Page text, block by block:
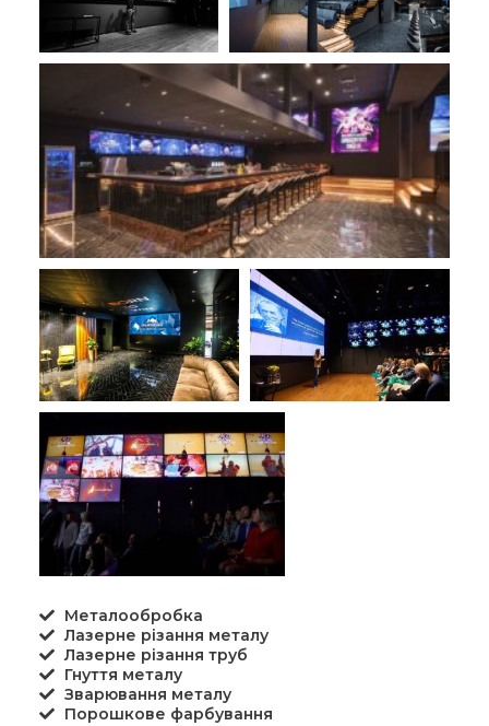
Металообробка
Лазерне різання металу
Лазерне різання труб
Гнуття металу
Зварювання металу
Порошкове фарбування